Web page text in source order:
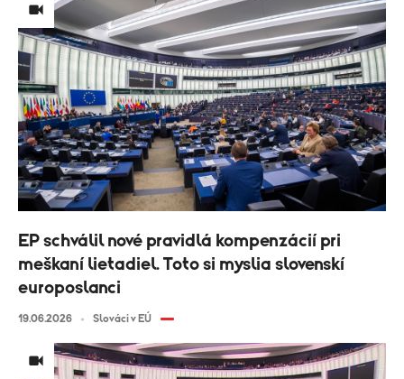
EP schválil nové pravidlá kompenzácií pri
meškaní lietadiel. Toto si myslia slovenskí
europoslanci
19.06.2026 Slováci v EÚ